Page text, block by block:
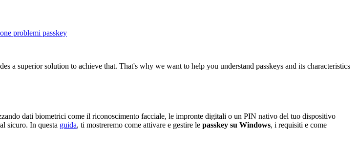
problemi passkey
a superior solution to achieve that. That's why we want to help you understand passkeys and its characteristics
dati biometrici come il riconoscimento facciale, le impronte digitali o un PIN nativo del tuo dispositivo
sicuro. In questa guida, ti mostreremo come attivare e gestire le passkey su Windows, i requisiti e come